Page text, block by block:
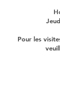
Pour les